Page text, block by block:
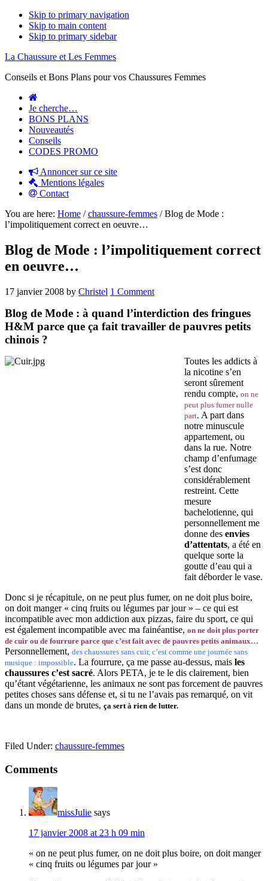
Skip to primary navigation
Skip to main content
Skip to primary sidebar
La Chaussure et Les Femmes
Conseils et Bons Plans pour vos Chaussures Femmes
Je cherche…
BONS PLANS
Nouveautés
Conseils
CODES PROMO
Annoncer sur ce site
Mentions légales
Contact
You are here: Home / chaussure-femmes /Blog de Mode :
l’impolitiquement correct en oeuvre…
Blog de Mode : l’impolitiquement correct
en oeuvre…
17 janvier 2008 by Christel 1 Comment
Blog de Mode : à quand l’interdiction des fringues
H&M parce que ça fait travailler de pauvres petits
chinois ?
Toutes les addicts à
la nicotine s’en
seront sûrement
rendu compte, on ne
peut plus fumer nulle
part. A part dans
notre minuscule
appartement, ou
dans la rue. Notre
champ d’enfumage
s’est donc
considérablement
restreint. Cette
mesure
bachelotienne, qui
personnellement me
donne des envies
d’attentats, a été en
quelque sorte la
goutte d’eau qui a
fait déborder le vase.
Donc si je récapitule, on ne peut plus fumer, on ne doit plus boire,
on doit manger « cinq fruits ou légumes par jour » – ce qui est
incompatible avec mon addiction aux pizzas, faire du sport, ce qui
est également incompatible avec ma fainéantise, on ne doit plus porter
de cuir ou de fourrure parce que c’est fait avec de pauvres petits animaux…
Personnellement, des chaussures sans cuir, c’est comme une journée sans
musique : impossible. La fourrure, ça me passe au-dessus, mais les
chaussures c’est sacré. Alors PETA, je te le dis clairement, bien
qu’étant végétarienne, les animaux ne sont pas forcement de pauvres
petites choses sans défense et, si tu ne l’avais pas remarqué, on vit
dans un monde de brutes, ça sert à rien de lutter.
Filed Under: chaussure-femmes
Reader
Interactions
Comments
missJulie says
17 janvier 2008 at 23 h 09 min
« on ne peut plus fumer, on ne doit plus boire, on doit manger
« cinq fruits ou légumes par jour »